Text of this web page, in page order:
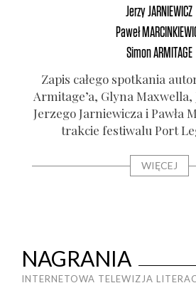
JerzyJARNIEWICZ
Paweł
SimonARMITAGE
Zapis całe­go spo­tka­nia
Armi­ta­ge­’a, Gly­na Maxwel­la,
Jerze­go Jar­nie­wi­cza i Paw­ła
trak­cie festi­wa­lu Port
WIĘCEJ
NAGRANIA
INTERNETOWA TELEWIZJA